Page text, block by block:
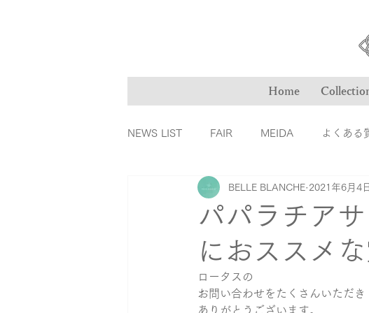
Home
NEWS LIST FAIR MEIDA よくある
ＭarryMe TOMIYA倉敷店 Blog
カラーダイヤモンド ファッション
リングの誕生秘話 育児 結婚指輪
パパラチア
におススメ
BELLE BLANCHE 2021年6月4日
ロータスの
お問い合わせをたくさんいただき
ありがとうございます。